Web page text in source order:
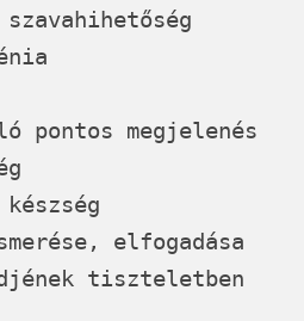
pontos megjelenés
elfogadása
tiszteletben